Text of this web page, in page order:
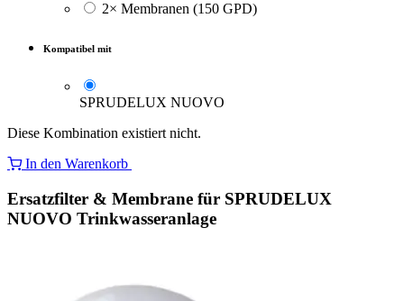
2× Membranen (150 GPD)
Kompatibel mit
SPRUDELUX NUOVO
Diese Kombination existiert nicht.
In den Warenkorb
Ersatzfilter & Membrane für SPRUDELUX
NUOVO Trinkwasseranlage